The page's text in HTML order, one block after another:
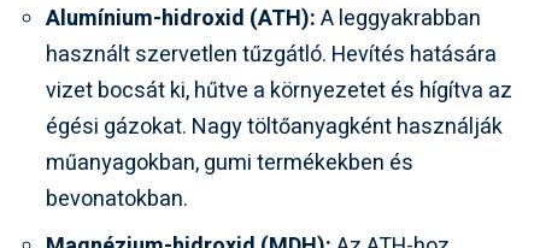
Alumínium-hidroxid (ATH):A leggyakrabban
használt szervetlen tűzgátló. Hevítés hatására
vizet bocsát ki, hűtve a környezetet és hígítva az
égési gázokat. Nagy töltőanyagként használják
műanyagokban, gumi termékekben és
bevonatokban.